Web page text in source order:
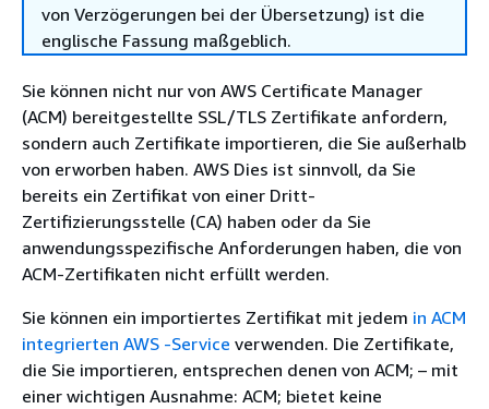
von Verzögerungen bei der Übersetzung) ist die
englische Fassung maßgeblich.
Sie können nicht nur von AWS Certificate Manager
(ACM) bereitgestellte SSL/TLS Zertifikate anfordern,
sondern auch Zertifikate importieren, die Sie außerhalb
von erworben haben. AWS Dies ist sinnvoll, da Sie
bereits ein Zertifikat von einer Dritt-
Zertifizierungsstelle (CA) haben oder da Sie
anwendungsspezifische Anforderungen haben, die von
ACM-Zertifikaten nicht erfüllt werden.
Sie können ein importiertes Zertifikat mit jedem in ACM
integrierten AWS -Service verwenden. Die Zertifikate,
die Sie importieren, entsprechen denen von ACM; – mit
einer wichtigen Ausnahme: ACM; bietet keine